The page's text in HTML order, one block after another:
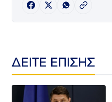
ΔΕΙΤΕ ΕΠΙΣΗΣ